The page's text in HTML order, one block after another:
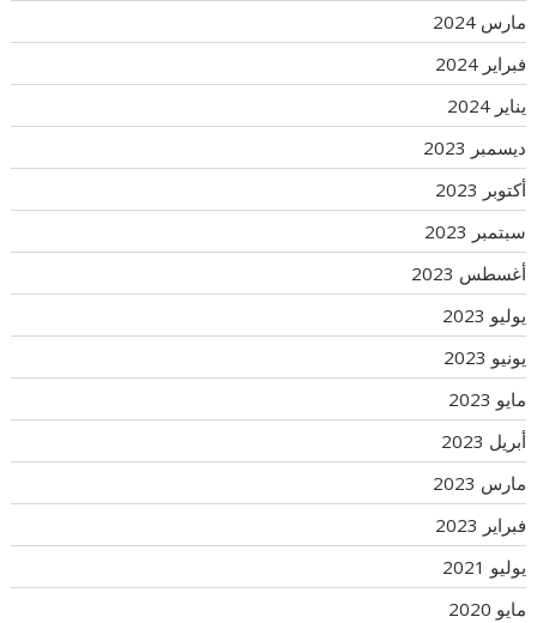
مارس 2024
فبراير 2024
يناير 2024
ديسمبر 2023
أكتوبر 2023
سبتمبر 2023
أغسطس 2023
يوليو 2023
يونيو 2023
مايو 2023
أبريل 2023
مارس 2023
فبراير 2023
يوليو 2021
مايو 2020